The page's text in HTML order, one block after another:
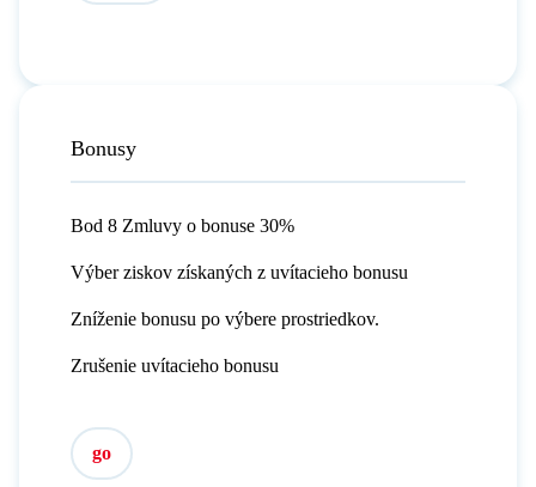
Bonusy
Bod 8 Zmluvy o bonuse 30%
Výber ziskov získaných z uvítacieho bonusu
Zníženie bonusu po výbere prostriedkov.
Zrušenie uvítacieho bonusu
go